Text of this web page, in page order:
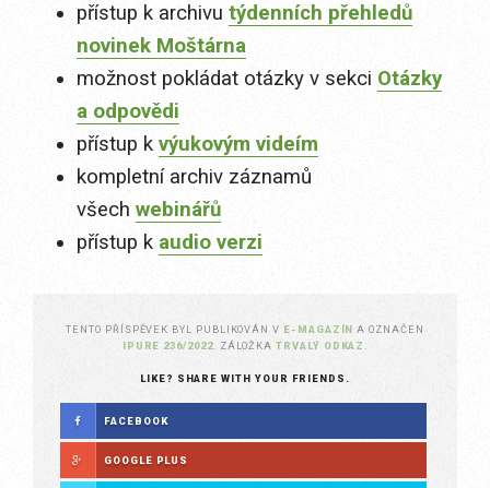
přístup k archivu týdenních přehledů
novinek Moštárna
možnost pokládat otázky v sekci Otázky
a odpovědi
přístup k výukovým videím
kompletní archiv záznamů
všech webinářů
přístup k audio verzi
TENTO PŘÍSPĚVEK BYL PUBLIKOVÁN V E-MAGAZÍN A OZNAČEN
IPURE 236/2022. ZÁLOŽKATRVALÝ ODKAZ
LIKE? SHARE WITH YOUR FRIENDS.
FACEBOOK
GOOGLE PLUS